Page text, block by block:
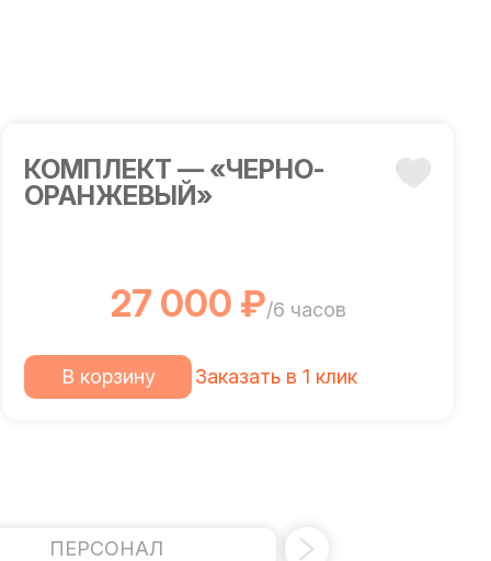
КОМПЛЕКТ — «ЧЕРНО-
ОРАНЖЕВЫЙ»
27 000 ₽/6 часов
В корзину Заказать в 1 клик
ПЕРСОНАЛ